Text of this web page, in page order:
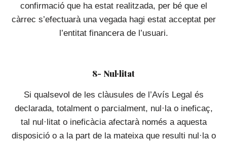
confirmació que ha estat realitzada, per bé que el
càrrec s’efectuarà una vegada hagi estat acceptat per
l’entitat financera de l’usuari.
8- Nul·litat
Si qualsevol de les clàusules de l’Avís Legal és
declarada, totalment o parcialment, nul·la o ineficaç,
tal nul·litat o ineficàcia afectarà només a aquesta
disposició o a la part de la mateixa que resulti nul·la o